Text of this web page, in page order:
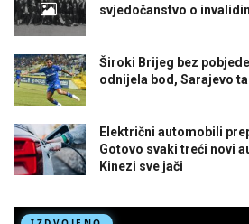
svjedočanstvo o
Široki Brijeg bez
odnijela bod, Sarajevo
Električni automobili
Gotovo svaki treći novi
Kinezi sve jači